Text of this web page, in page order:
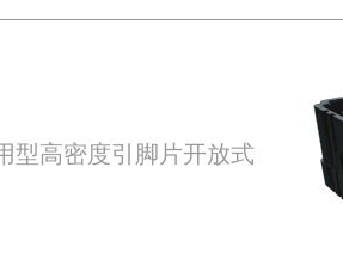
型高密度引脚片开放式